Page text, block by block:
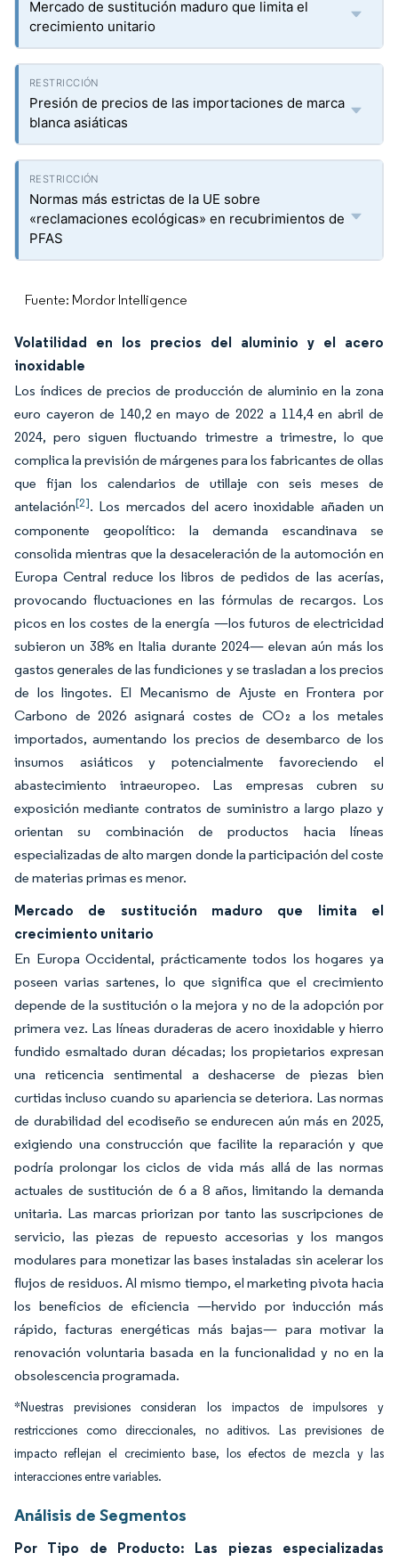
Mercado de sustitución maduro que limita el
crecimiento unitario
Presión de precios de las importaciones de marca
blanca asiáticas
Normas más estrictas de la UE sobre
«reclamaciones ecológicas» en recubrimientos de
PFAS
Fuente: Mordor Intelligence
Volatilidad en los precios del aluminio y el acero
inoxidable
Los índices de precios de producción de aluminio en la zona
euro cayeron de 140,2 en mayo de 2022 a 114,4 en abril de
2024, pero siguen fluctuando trimestre a trimestre, lo que
complica la previsión de márgenes para los fabricantes de ollas
que fijan los calendarios de utillaje con seis meses de
antelación[2]. Los mercados del acero inoxidable añaden un
componente geopolítico: la demanda escandinava se
consolida mientras que la desaceleración de la automoción en
Europa Central reduce los libros de pedidos de las acerías,
provocando fluctuaciones en las fórmulas de recargos. Los
picos en los costes de la energía —los futuros de electricidad
subieron un 38% en Italia durante 2024— elevan aún más los
gastos generales de las fundiciones y se trasladan a los precios
de los lingotes. El Mecanismo de Ajuste en Frontera por
Carbono de 2026 asignará costes de CO₂ a los metales
importados, aumentando los precios de desembarco de los
insumos asiáticos y potencialmente favoreciendo el
abastecimiento intraeuropeo. Las empresas cubren su
exposición mediante contratos de suministro a largo plazo y
orientan su combinación de productos hacia líneas
especializadas de alto margen donde la participación del coste
de materias primas es menor.
Mercado de sustitución maduro que limita el
crecimiento unitario
En Europa Occidental, prácticamente todos los hogares ya
poseen varias sartenes, lo que significa que el crecimiento
depende de la sustitución o la mejora y no de la adopción por
primera vez. Las líneas duraderas de acero inoxidable y hierro
fundido esmaltado duran décadas; los propietarios expresan
una reticencia sentimental a deshacerse de piezas bien
curtidas incluso cuando su apariencia se deteriora. Las normas
de durabilidad del ecodiseño se endurecen aún más en 2025,
exigiendo una construcción que facilite la reparación y que
podría prolongar los ciclos de vida más allá de las normas
actuales de sustitución de 6 a 8 años, limitando la demanda
unitaria. Las marcas priorizan por tanto las suscripciones de
servicio, las piezas de repuesto accesorias y los mangos
modulares para monetizar las bases instaladas sin acelerar los
flujos de residuos. Al mismo tiempo, el marketing pivota hacia
los beneficios de eficiencia —hervido por inducción más
rápido, facturas energéticas más bajas— para motivar la
renovación voluntaria basada en la funcionalidad y no en la
obsolescencia programada.
*Nuestras previsiones consideran los impactos de impulsores y
restricciones como direccionales, no aditivos. Las previsiones de
impacto reflejan el crecimiento base, los efectos de mezcla y las
interacciones entre variables.
Análisis de Segmentos
Por Tipo de Producto: Las piezas especializadas